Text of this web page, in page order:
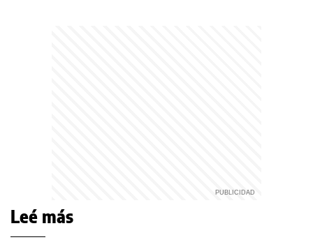
Leé más